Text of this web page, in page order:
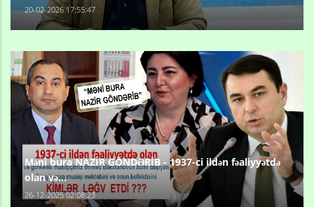
20-02-2026 17:55:47
Məni bura NAZİR GÖNDƏRİB - 1937-ci ildən fəaliyyətdə
olan və...
26-12-2025 02:08:23